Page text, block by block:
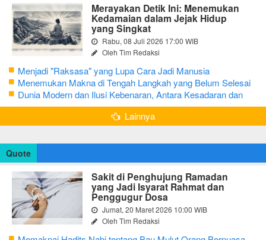
Merayakan Detik Ini: Menemukan
Kedamaian dalam Jejak Hidup
yang Singkat
Rabu, 08 Juli 2026 17:00 WIB
Oleh Tim Redaksi
Menjadi "Raksasa" yang Lupa Cara Jadi Manusia
Menemukan Makna di Tengah Langkah yang Belum Selesai
Dunia Modern dan Ilusi Kebenaran, Antara Kesadaran dan
terjebak Tipu Daya
Lainnya
Quote
Sakit di Penghujung Ramadan
yang Jadi Isyarat Rahmat dan
Penggugur Dosa
Jumat, 20 Maret 2026 10:00 WIB
Oleh Tim Redaksi